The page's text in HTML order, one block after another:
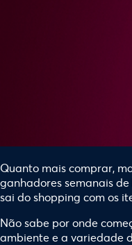
Quanto mais comprar,
ganhadores semanais
sai do shopping com os
Não sabe por onde
ambiente e a variedade